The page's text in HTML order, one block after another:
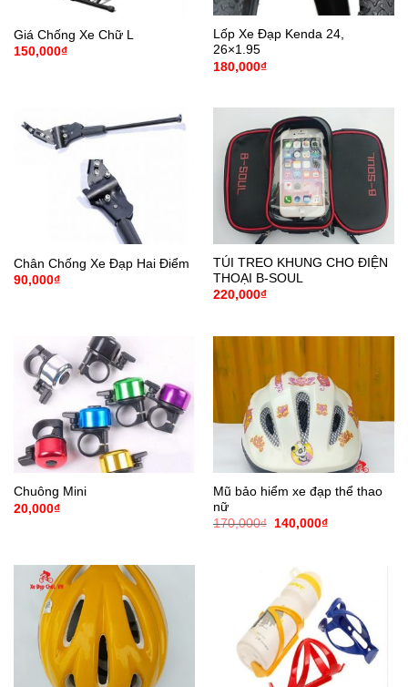
Giá Chống Xe Chữ L
150,000₫
Lốp Xe Đạp Kenda 24,
26×1.95
180,000₫
Chân Chống Xe Đạp Hai Điểm
90,000₫
TÚI TREO KHUNG CHO ĐIỆN
THOẠI B-SOUL
220,000₫
Chuông Mini
20,000₫
Mũ bảo hiểm xe đạp thể thao
nữ
170,000₫
Giá
140,000₫Giá